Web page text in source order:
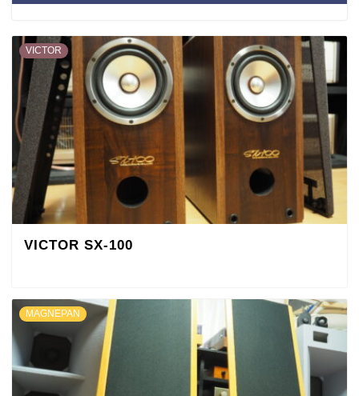
VICTOR
VICTOR SX-100
MAGNEPAN